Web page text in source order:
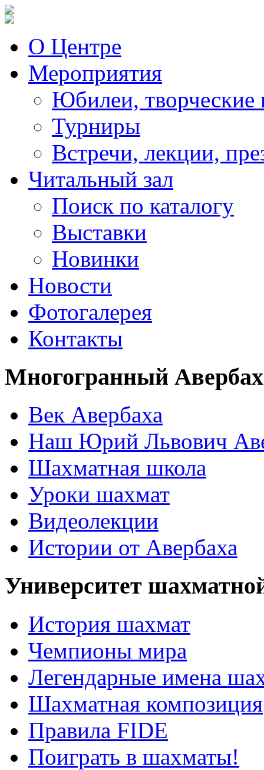
О Центре
Мероприятия
Юбилеи, творческие
Турниры
Встречи, лекции,
Читальный зал
Поиск по каталогу
Выставки
Новинки
Новости
Фотогалерея
Контакты
Многогранный Авербах
Век Авербаха
Наш Юрий Львович
Шахматная школа
Уроки шахмат
Видеолекции
Истории от Авербаха
Университет
История шахмат
Чемпионы мира
Легендарные имена
Шахматная композиция
Правила FIDE
Поиграть в шахматы!